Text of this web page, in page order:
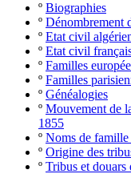
º Biographies
º Dénombrement
º Etat civil
º Etat civil
º Familles
º Familles
º Généalogies
º Mouvement de
1855
º Noms de famille
º Origine des
º Tribus et